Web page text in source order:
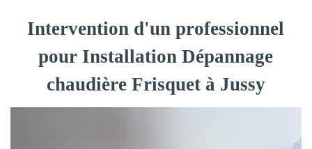
Intervention d'un professionnel
pour Installation Dépannage
chaudière Frisquet à Jussy